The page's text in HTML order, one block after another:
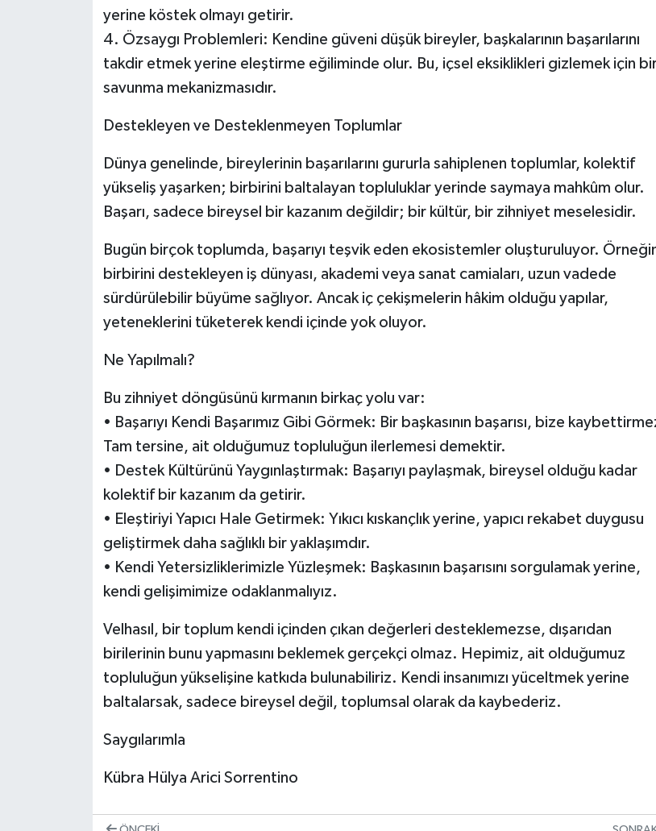
yerine köstek olmayı getirir.
4. Özsaygı Problemleri: Kendine güveni düşük bireyler, başkalarının başarılarını
takdir etmek yerine eleştirme eğiliminde olur. Bu, içsel eksiklikleri gizlemek için
savunma mekanizmasıdır.
Destekleyen ve Desteklenmeyen Toplumlar
Dünya genelinde, bireylerinin başarılarını gururla sahiplenen toplumlar, kolektif
yükseliş yaşarken; birbirini baltalayan topluluklar yerinde saymaya mahkûm olur.
Başarı, sadece bireysel bir kazanım değildir; bir kültür, bir zihniyet meselesidir.
Bugün birçok toplumda, başarıyı teşvik eden ekosistemler oluşturuluyor.
birbirini destekleyen iş dünyası, akademi veya sanat camiaları, uzun vadede
sürdürülebilir büyüme sağlıyor. Ancak iç çekişmelerin hâkim olduğu yapılar,
yeteneklerini tüketerek kendi içinde yok oluyor.
Ne Yapılmalı?
Bu zihniyet döngüsünü kırmanın birkaç yolu var:
• Başarıyı Kendi Başarımız Gibi Görmek: Bir başkasının başarısı, bize
Tam tersine, ait olduğumuz topluluğun ilerlemesi demektir.
• Destek Kültürünü Yaygınlaştırmak: Başarıyı paylaşmak, bireysel olduğu kadar
kolektif bir kazanım da getirir.
• Eleştiriyi Yapıcı Hale Getirmek: Yıkıcı kıskançlık yerine, yapıcı rekabet duygusu
geliştirmek daha sağlıklı bir yaklaşımdır.
• Kendi Yetersizliklerimizle Yüzleşmek: Başkasının başarısını sorgulamak yerine,
kendi gelişimimize odaklanmalıyız.
Velhasıl, bir toplum kendi içinden çıkan değerleri desteklemezse, dışarıdan
birilerinin bunu yapmasını beklemek gerçekçi olmaz. Hepimiz, ait olduğumuz
topluluğun yükselişine katkıda bulunabiliriz. Kendi insanımızı yüceltmek yerine
baltalarsak, sadece bireysel değil, toplumsal olarak da kaybederiz.
Saygılarımla
Kübra Hülya Arici Sorrentino